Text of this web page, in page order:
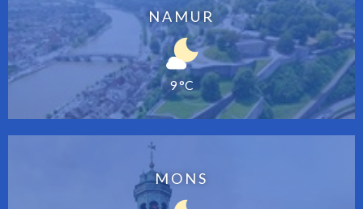
NAMUR
9 °C
MONS